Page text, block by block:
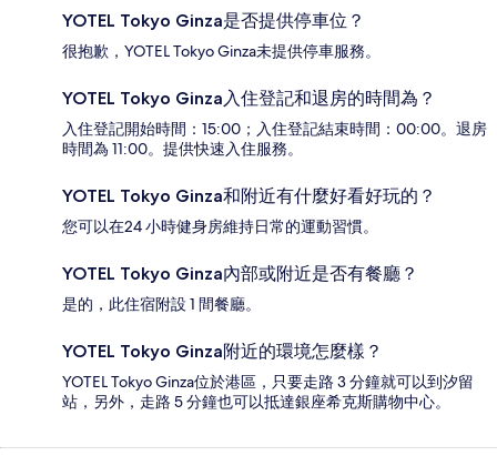
YOTEL Tokyo Ginza是否提供停車位？
很抱歉，YOTEL Tokyo Ginza未提供停車服務。
YOTEL Tokyo Ginza入住登記和退房的時間為？
入住登記開始時間：15:00；入住登記結束時間：00:00。退房
時間為 11:00。提供快速入住服務。
YOTEL Tokyo Ginza和附近有什麼好看好玩的？
您可以在24 小時健身房維持日常的運動習慣。
YOTEL Tokyo Ginza內部或附近是否有餐廳？
是的，此住宿附設 1 間餐廳。
YOTEL Tokyo Ginza附近的環境怎麼樣？
YOTEL Tokyo Ginza位於港區，只要走路 3 分鐘就可以到汐留
站，另外，走路 5 分鐘也可以抵達銀座希克斯購物中心。